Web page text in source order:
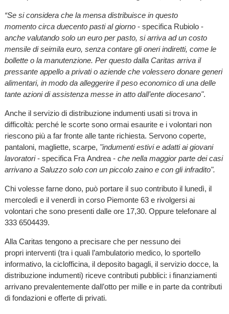
“Se si considera che la mensa distribuisce in questo
momento circa duecento pasti al giorno - specifica Rubiolo -
anche valutando solo un euro per pasto, si arriva ad un costo
mensile di seimila euro, senza contare gli oneri indiretti, come le
bollette o la manutenzione. Per questo dalla Caritas arriva il
pressante appello a privati o aziende che volessero donare generi
alimentari, in modo da alleggerire il peso economico di una delle
tante azioni di assistenza messe in atto dall’ente diocesano".
Anche il servizio di distribuzione indumenti usati si trova in
difficoltà: perché le scorte sono ormai esaurite e i volontari non
riescono più a far fronte alle tante richiesta. Servono coperte,
pantaloni, magliette, scarpe, "indumenti estivi e adatti ai giovani
lavoratori- specifica Fra Andrea - che nella maggior parte dei casi
arrivano a Saluzzo solo con un piccolo zaino e con gli infradito".
Chi volesse farne dono, può portare il suo contributo il lunedì, il
mercoledì e il venerdì in corso Piemonte 63 e rivolgersi ai
volontari che sono presenti dalle ore 17,30. Oppure telefonare al
333 6504439.
Alla Caritas tengono a precisare che per nessuno dei
propri interventi (tra i quali l’ambulatorio medico, lo sportello
informativo, la ciclofficina, il deposito bagagli, il servizio docce, la
distribuzione indumenti) riceve contributi pubblici: i finanziamenti
arrivano prevalentemente dall’otto per mille e in parte da contributi
di fondazioni e offerte di privati.